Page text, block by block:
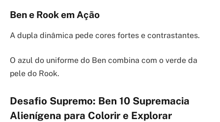
Ben e Rook em Ação
A dupla dinâmica pede cores fortes e contrastantes.
O azul do uniforme do Ben combina com o verde da
pele do Rook.
Desafio Supremo: Ben 10 Supremacia
Alienígena para Colorir e Explorar